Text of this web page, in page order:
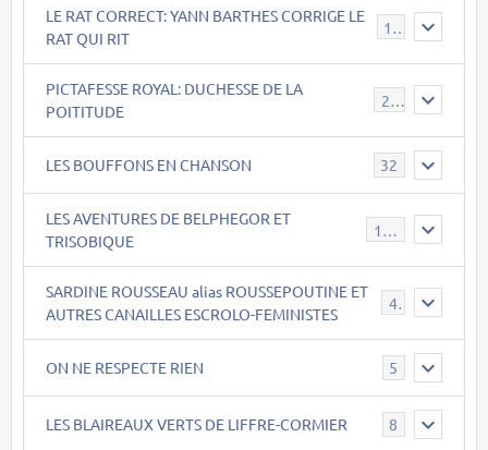
LE RAT CORRECT: YANN BARTHES CORRIGE LE
RAT QUI RIT
15
PICTAFESSE ROYAL: DUCHESSE DE LA
POITITUDE
23
LES BOUFFONS EN CHANSON 32
LES AVENTURES DE BELPHEGOR ET
TRISOBIQUE
147
SARDINE ROUSSEAU alias ROUSSEPOUTINE ET
AUTRES CANAILLES ESCROLO-FEMINISTES
40
ON NE RESPECTE RIEN 5
LES BLAIREAUX VERTS DE LIFFRE-CORMIER 8